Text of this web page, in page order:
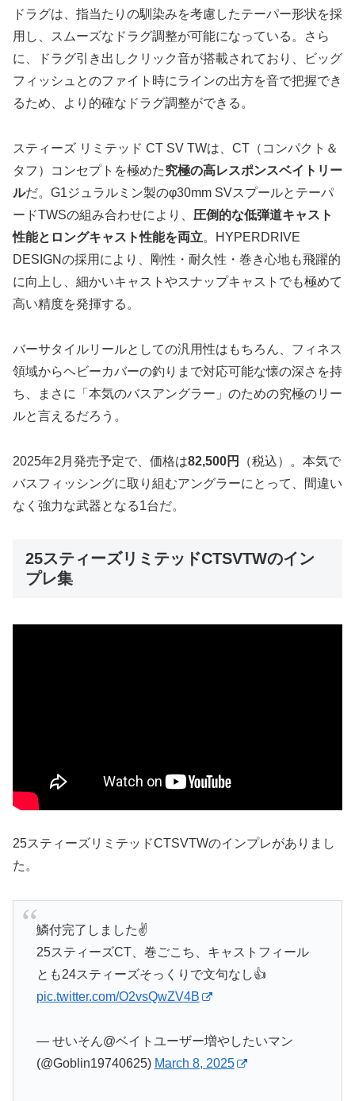
ドラグは、指当たりの馴染みを考慮したテーパー形状を採
用し、スムーズなドラグ調整が可能になっている。さら
に、ドラグ引き出しクリック音が搭載されており、ビッグ
フィッシュとのファイト時にラインの出方を音で把握でき
るため、より的確なドラグ調整ができる。
スティーズ リミテッド CT SV TWは、CT（コンパクト＆
タフ）コンセプトを極めた究極の高レスポンスベイトリー
ルだ。G1ジュラルミン製のφ30mm SVスプールとテーパ
ードTWSの組み合わせにより、 圧倒的な低弾道キャスト
性能とロングキャスト性能を両立。HYPERDRIVE
DESIGNの採用により、剛性・耐久性・巻き心地も飛躍的
に向上し、細かいキャストやスナップキャストでも極めて
高い精度を発揮する。
バーサタイルリールとしての汎用性はもちろん、フィネス
領域からヘビーカバーの釣りまで対応可能な懐の深さを持
ち、まさに「本気のバスアングラー」のための究極のリー
ルと言えるだろう。
2025年2月発売予定で、価格は82,500円
（税込）。本気で
バスフィッシングに取り組むアングラーにとって、間違い
なく強力な武器となる1台だ。
25スティーズリミテッドCTSVTWのイン
プレ集
25スティーズリミテッドCTSVTWのインプレがありまし
た。
鱗付完了しました✌️
25スティーズCT、巻ごこち、キャストフィール
とも24スティーズそっくりで文句なし👍
pic.twitter.com/O2vsQwZV4B
— せいそん@ベイトユーザー増やしたいマン
(@Goblin19740625) March 8, 2025